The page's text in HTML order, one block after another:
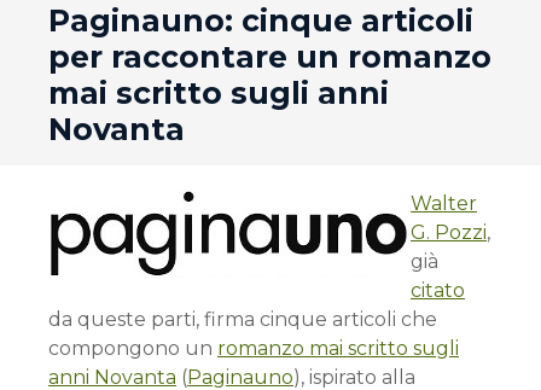
Paginauno: cinque articoli
per raccontare un romanzo
mai scritto sugli anni
Novanta
Walter
G. Pozzi,
già
citato
da queste parti, firma cinque articoli che
compongono un romanzo mai scritto sugli
anni Novanta (Paginauno), ispirato alla